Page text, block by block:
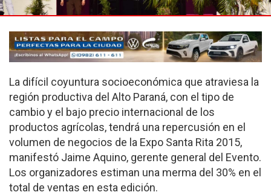
La difícil coyuntura socioeconómica que atraviesa la
región productiva del Alto Paraná, con el tipo de
cambio y el bajo precio internacional de los
productos agrícolas, tendrá una repercusión en el
volumen de negocios de la Expo Santa Rita 2015,
manifestó Jaime Aquino, gerente general del Evento.
Los organizadores estiman una merma del 30% en el
total de ventas en esta edición.